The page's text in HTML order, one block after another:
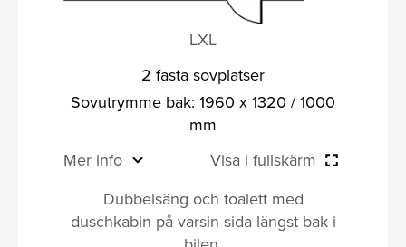
LXL
2 fasta sovplatser
Sovutrymme bak: 1960 x 1320 / 1000
mm
Mer info
Visa i fullskärm
Dubbelsäng och toalett med
duschkabin på varsin sida längst bak i